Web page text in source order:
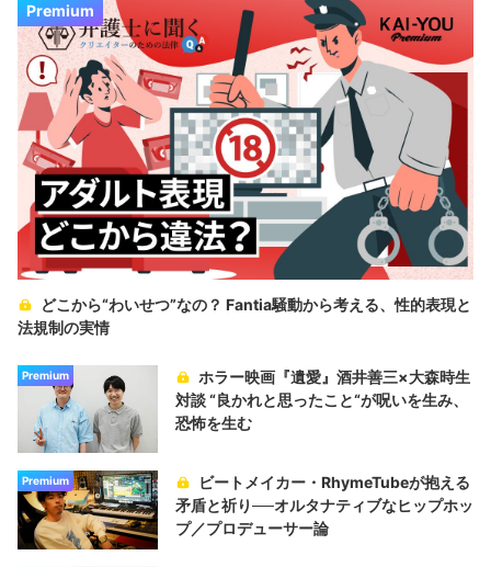
Premium
どこから“わいせつ”なの？ Fantia騒動から考える、性的表現と
法規制の実情
Premium
ホラー映画『遺愛』酒井善三×大森時生
対談 “良かれと思ったこと“が呪いを生み、
恐怖を生む
Premium
ビートメイカー・RhymeTubeが抱える
矛盾と祈り──オルタナティブなヒップホッ
プ／プロデューサー論